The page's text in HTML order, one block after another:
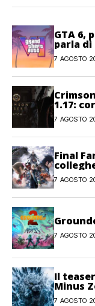
GTA 6,
parla di
7 AGOSTO
1.17:
7 AGOSTO
Final
7 AGOSTO
7 AGOSTO
Il
Minus
7 AGOSTO